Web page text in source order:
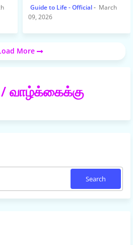
Guide to Life - Official
March
09, 2026
More
வாழ்க்கைக்கு